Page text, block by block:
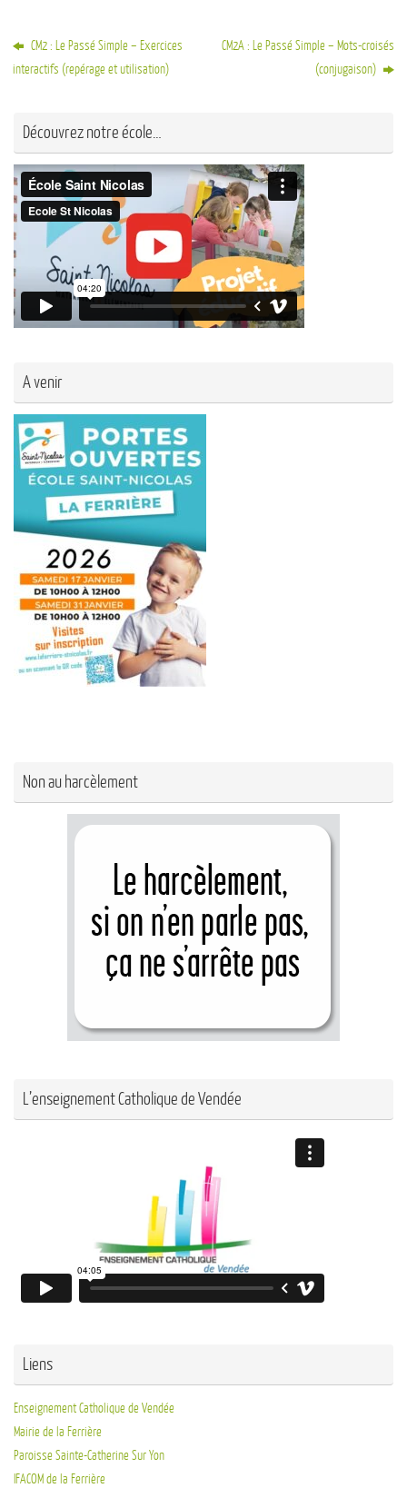
CM2 : Le Passé Simple – Exercices
interactifs (repérage et utilisation)
CM2A : Le Passé Simple – Mots-croisés
(conjugaison)
Découvrez notre école…
A venir
Non au harcèlement
L’enseignement Catholique de Vendée
Liens
Enseignement Catholique de Vendée
Mairie de la Ferrière
Paroisse Sainte-Catherine Sur Yon
IFACOM de la Ferrière